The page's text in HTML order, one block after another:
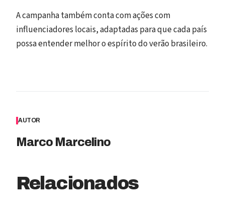
A campanha também conta com ações com
influenciadores locais, adaptadas para que cada país
possa entender melhor o espírito do verão brasileiro.
AUTOR
Marco Marcelino
Relacionados